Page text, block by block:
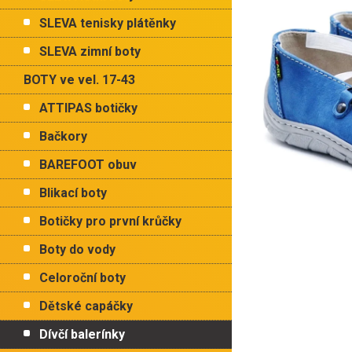
n
l
SLEVA tenisky plátěnky
SLEVA zimní boty
BOTY ve vel. 17-43
ATTIPAS botičky
Bačkory
BAREFOOT obuv
Blikací boty
Botičky pro první krůčky
Boty do vody
Celoroční boty
Dětské capáčky
Dívčí balerínky